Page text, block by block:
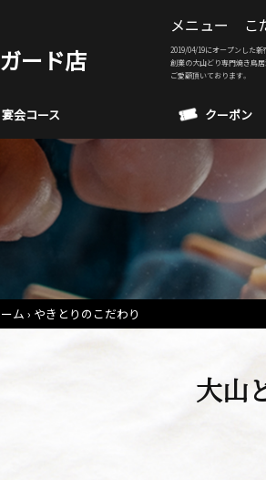
ード店
メニュー こ
2019/04/19にオープンした新
創業の大山どり専門焼き鳥居
ご愛顧頂いております。
宴会コース クーポン
ム やきとりのこだわり
大山